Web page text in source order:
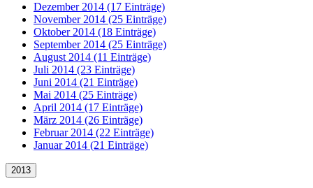
Dezember 2014 (17 Einträge)
November 2014 (25 Einträge)
Oktober 2014 (18 Einträge)
September 2014 (25 Einträge)
August 2014 (11 Einträge)
Juli 2014 (23 Einträge)
Juni 2014 (21 Einträge)
Mai 2014 (25 Einträge)
April 2014 (17 Einträge)
März 2014 (26 Einträge)
Februar 2014 (22 Einträge)
Januar 2014 (21 Einträge)
2013